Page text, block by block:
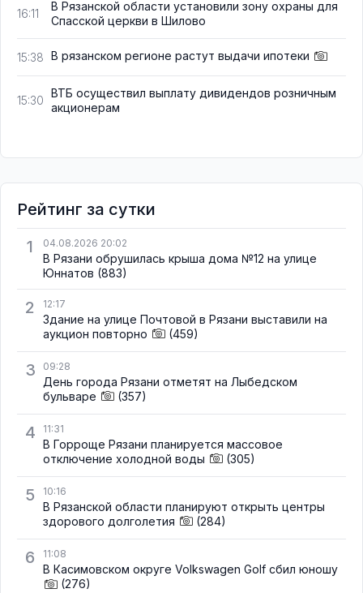
16:11
В Рязанской области установили зону охраны для
Спасской церкви в Шилово
15:38 В рязанском регионе растут выдачи ипотеки
15:30
ВТБ осуществил выплату дивидендов розничным
акционерам
Рейтинг за сутки
1
04.08.2026 20:02
В Рязани обрушилась крыша дома №12 на улице
Юннатов (883)
2 12:17
Здание на улице Почтовой в Рязани выставили на
аукцион повторно
(459)
3 09:28
День города Рязани отметят на Лыбедском
бульваре
(357)
4 11:31
В Горроще Рязани планируется массовое
отключение холодной воды
(305)
5 10:16
В Рязанской области планируют открыть центры
здорового долголетия
(284)
6 11:08
В Касимовском округе Volkswagen Golf сбил юношу
(276)